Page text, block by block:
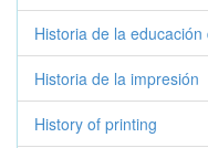
Historia de la educación
Historia de la impresión
History of printing